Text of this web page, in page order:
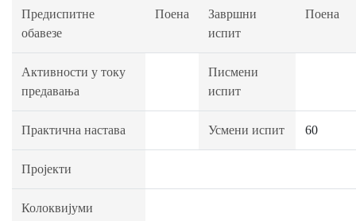
Предиспитне
обавезе
Поена
Завршни
испит
Поена
Активности у току
предавања
Писмени
испит
Практична настава Усмени испит 60
Пројекти
Колоквијуми